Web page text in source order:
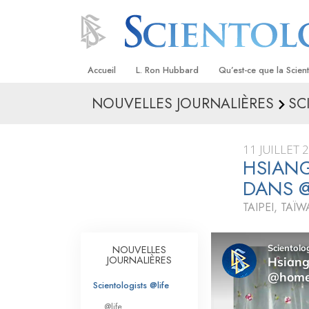
Accueil L. Ron Hubbard Qu’est-ce que la
Croyances et pratiques
Les scientologues et
Rencontrez un
À l’intérieur d’une
Les principes de base
Scientologie
La Dianétique : Une
NOUVELLES JOURNALIÈRES
11 JUILLET
DANS
TAIPEI,
NOUVELLES
JOURNALIÈRES
Scientologists @life